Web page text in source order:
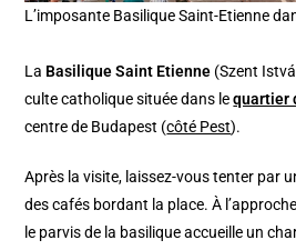
L’imposante Basilique Saint-Etienne
La Basilique Saint Etienne (Szent
culte catholique située dans lequartier
centre de Budapest (côté Pest).
Après la visite, laissez-vous tenter par
des cafés bordant la place. À
le parvis de la basilique accueille un